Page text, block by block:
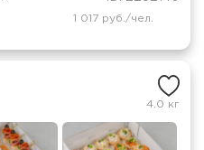
1 017 руб./чел.
4.0 кг